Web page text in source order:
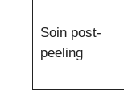
Soin post-
peeling